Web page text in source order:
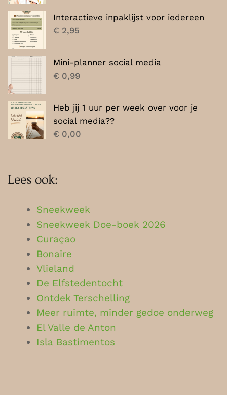
Interactieve inpaklijst voor iedereen
€ 2,95
Mini-planner social media
€ 0,99
Heb jij 1 uur per week over voor je
social media??
€ 0,00
Lees ook:
Sneekweek
Sneekweek Doe-boek 2026
Curaçao
Bonaire
Vlieland
De Elfstedentocht
Ontdek Terschelling
Meer ruimte, minder gedoe onderweg
El Valle de Anton
Isla Bastimentos